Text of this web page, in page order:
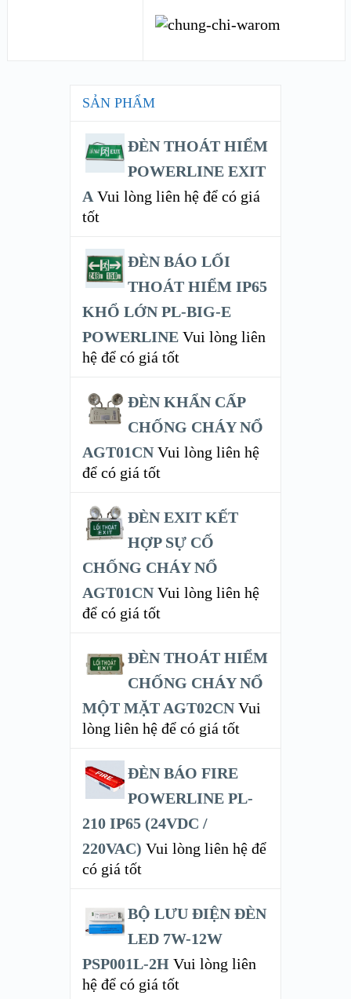
SẢN PHẨM
ĐÈN THOÁT HIỂM
POWERLINE EXIT
A Vui lòng liên hệ để có giá
tốt
ĐÈN BÁO LỐI
THOÁT HIỂM IP65
KHỔ LỚN PL-BIG-E
POWERLINE Vui lòng liên
hệ để có giá tốt
ĐÈN KHẨN CẤP
CHỐNG CHÁY NỔ
AGT01CN Vui lòng liên hệ
để có giá tốt
ĐÈN EXIT KẾT
HỢP SỰ CỐ
CHỐNG CHÁY NỔ
AGT01CN Vui lòng liên hệ
để có giá tốt
ĐÈN THOÁT HIỂM
CHỐNG CHÁY NỔ
MỘT MẶT AGT02CN Vui
lòng liên hệ để có giá tốt
ĐÈN BÁO FIRE
POWERLINE PL-
210 IP65 (24VDC /
220VAC) Vui lòng liên hệ để
có giá tốt
BỘ LƯU ĐIỆN ĐÈN
LED 7W-12W
PSP001L-2H Vui lòng liên
hệ để có giá tốt